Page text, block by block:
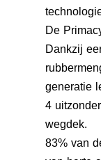
De
Dankzij
generatie
4
wegdek.
83% van